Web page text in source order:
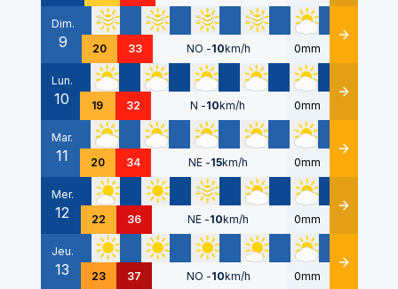
Dim.
9 20 33 NO -10km/h 0mm Détails
Lun.
10 19 32 N -10km/h 0mm Détails
Mar.
11 20 34 NE -15km/h 0mm Détails
Mer.
12 22 36 NE -10km/h 0mm Détails
Jeu.
13 23 37 NO -10km/h 0mm Détails